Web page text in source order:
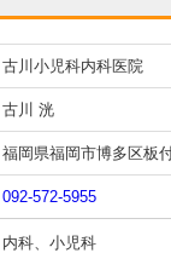
古川小児科内科医院
古川 洸
福岡県福岡市博多区板
092-572-5955
内科、 小児科